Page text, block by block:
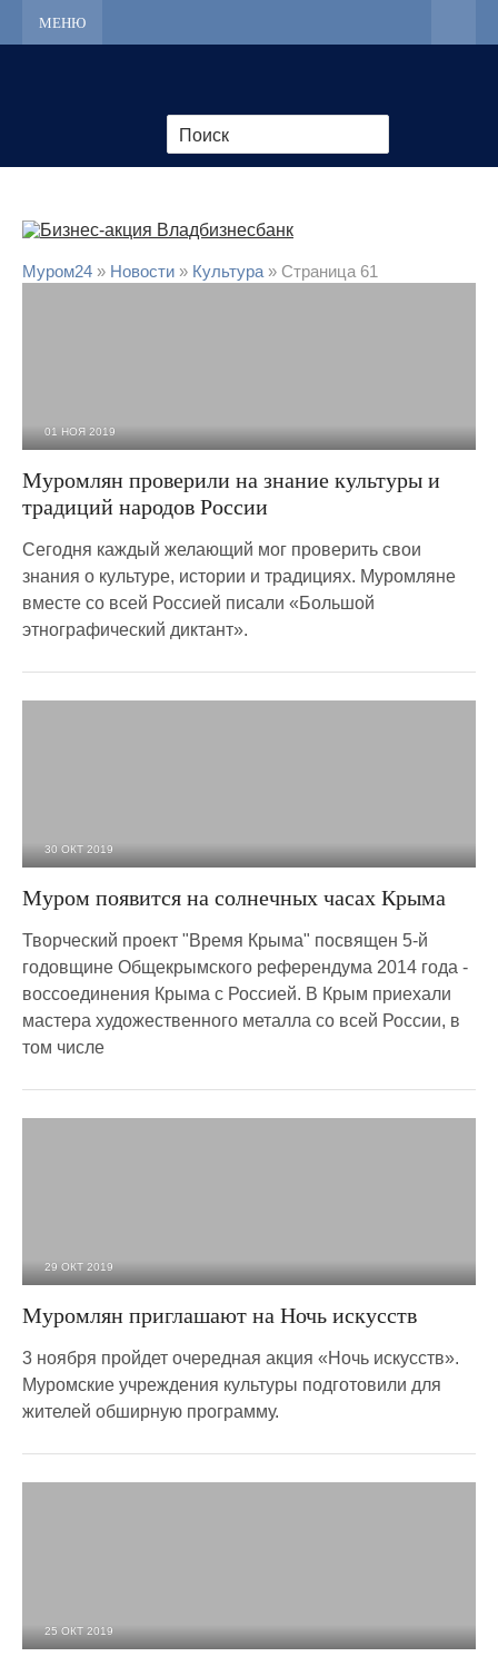
МЕНЮ
Муром24 » Новости » Культура » Страница 61
01 НОЯ 2019
Муромлян проверили на знание культуры и
традиций народов России
Сегодня каждый желающий мог проверить свои
знания о культуре, истории и традициях. Муромляне
вместе со всей Россией писали «Большой
этнографический диктант».
30 ОКТ 2019
Муром появится на солнечных часах Крыма
Творческий проект "Время Крыма" посвящен 5-й
годовщине Общекрымского референдума 2014 года -
воссоединения Крыма с Россией. В Крым приехали
мастера художественного металла со всей России, в
том числе
29 ОКТ 2019
Муромлян приглашают на Ночь искусств
3 ноября пройдет очередная акция «Ночь искусств».
Муромские учреждения культуры подготовили для
жителей обширную программу.
25 ОКТ 2019